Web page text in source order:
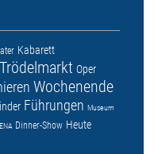
Kabarett
Trödelmarkt Oper
Wochenende
Führungen Museum
Dinner-Show Heute